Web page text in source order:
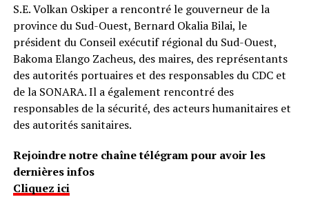
S.E. Volkan Oskiper a rencontré le gouverneur de la
province du Sud-Ouest, Bernard Okalia Bilai, le
président du Conseil exécutif régional du Sud-Ouest,
Bakoma Elango Zacheus, des maires, des représentants
des autorités portuaires et des responsables du CDC et
de la SONARA. Il a également rencontré des
responsables de la sécurité, des acteurs humanitaires et
des autorités sanitaires.
Rejoindre notre chaîne télégram pour avoir les
dernières infos
Cliquez ici